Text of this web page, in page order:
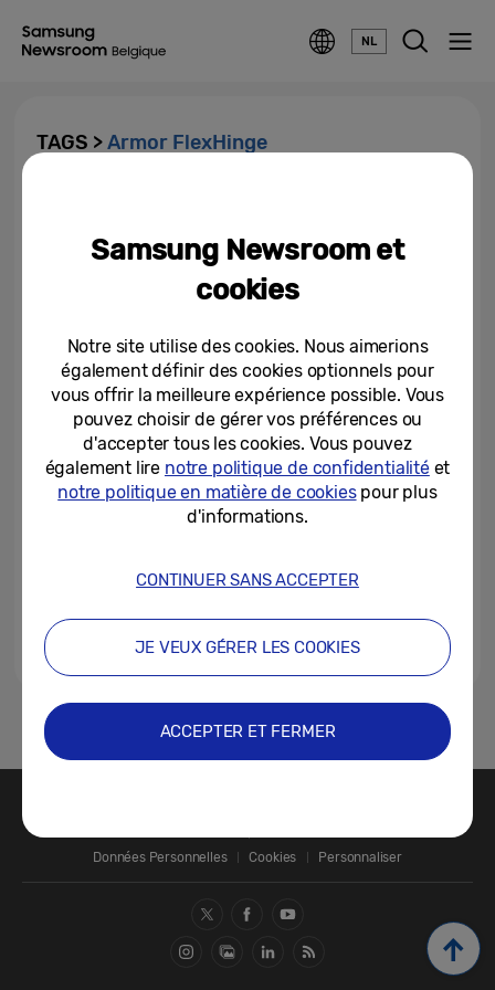
NL
TAGS >Armor FlexHinge
les plus raffinés de Samsung
24-07-2025
le niveau des smartphones
09-07-2025
1
Données Personnelles
Cookies Personnaliser
Samsung Newsroom et
cookies
Notre site utilise des cookies. Nous aimerions
également définir des cookies optionnels pour
vous offrir la meilleure expérience possible. Vous
pouvez choisir de gérer vos préférences ou
d'accepter tous les cookies. Vous pouvez
également lire notre politique de confidentialitéet
notre politique en matière de cookiespour plus
d'informations.
CONTINUER SANS ACCEPTER
JE VEUX GÉRER LES COOKIES
ACCEPTER ET FERMER